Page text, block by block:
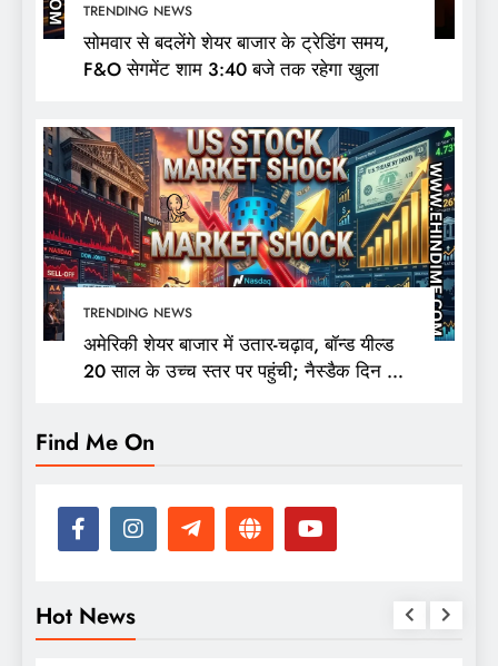
TRENDING NEWS
सोमवार से बदलेंगे शेयर बाजार के ट्रेडिंग समय,
F&O सेगमेंट शाम 3:40 बजे तक रहेगा खुला
TRENDING NEWS
अमेरिकी शेयर बाजार में उतार-चढ़ाव, बॉन्ड यील्ड
20 साल के उच्च स्तर पर पहुंची; नैस्डैक दिन की
Find Me On
Hot News